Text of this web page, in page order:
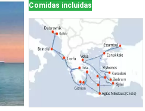
Comidas incluidas